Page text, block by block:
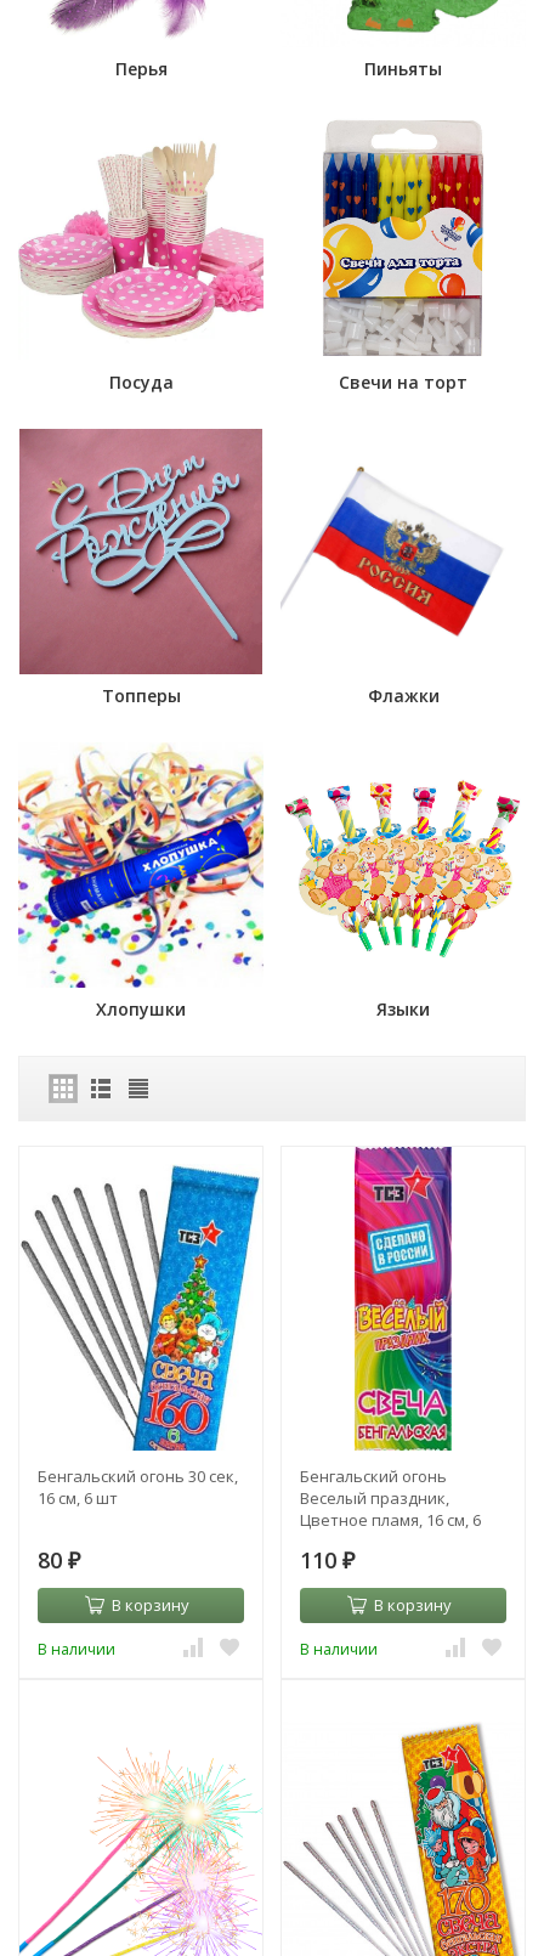
Перья Пиньяты
Посуда Свечи на торт
Топперы Флажки
Хлопушки Языки
Бенгальский огонь 30 сек,
16 см, 6 шт
80 ₽
В корзину
В наличии
Бенгальский огонь
Веселый праздник,
Цветное пламя, 16 см, 6
110 ₽
В корзину
В наличии